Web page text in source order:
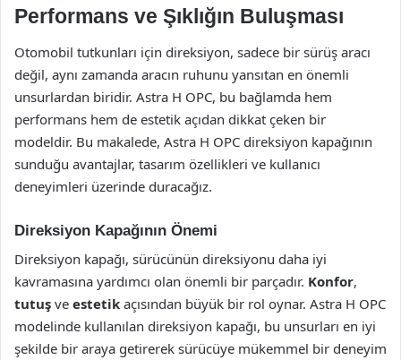
Performans ve Şıklığın Buluşması
Otomobil tutkunları için direksiyon, sadece bir sürüş aracı
değil, aynı zamanda aracın ruhunu yansıtan en önemli
unsurlardan biridir. Astra H OPC, bu bağlamda hem
performans hem de estetik açıdan dikkat çeken bir
modeldir. Bu makalede, Astra H OPC direksiyon kapağının
sunduğu avantajlar, tasarım özellikleri ve kullanıcı
deneyimleri üzerinde duracağız.
Direksiyon Kapağının Önemi
Direksiyon kapağı, sürücünün direksiyonu daha iyi
kavramasına yardımcı olan önemli bir parçadır. Konfor,
tutuş ve estetik açısından büyük bir rol oynar. Astra H OPC
modelinde kullanılan direksiyon kapağı, bu unsurları en iyi
şekilde bir araya getirerek sürücüye mükemmel bir deneyim